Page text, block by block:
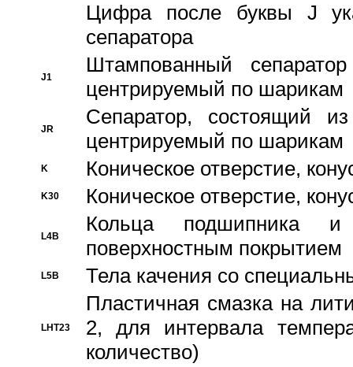
Цифра после буквы J
сепаратора
J1
Штампованный
центрируемый по шарикам
JR
Сепаратор, состоящий
центрируемый по шарикам
K Коническое отверстие,
K30 Коническое отверстие,
L4B
Кольца подшипника
поверхностным покрытием
L5B Тела качения со
LHT23
Пластичная смазка на
2, для интервала
количество)